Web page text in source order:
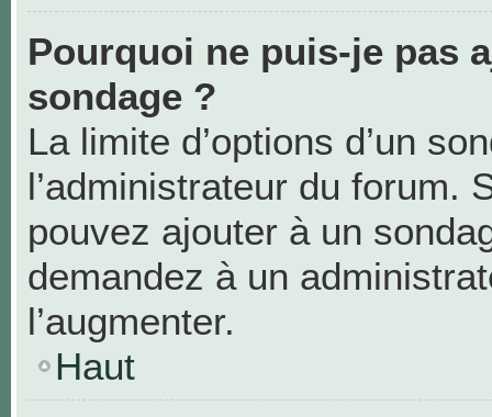
Pourquoi ne puis-je pas
sondage ?
La limite d’options d’un
l’administrateur du forum.
pouvez ajouter à un
demandez à un
l’augmenter.
Haut